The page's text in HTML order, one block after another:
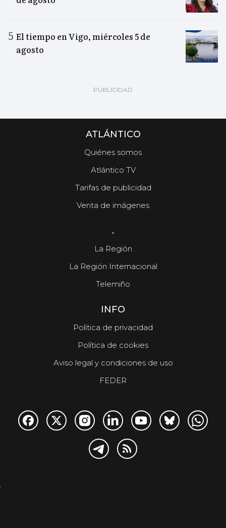
El tiempo en Vigo, miércoles 5 de
agosto
ATLÁNTICO
Quiénes somos
Atlántico TV
Tarifas de publicidad
Venta de imágenes
.
La Región
La Región Internacional
Telemiño
INFO
Política de privacidad
Política de cookies
Aviso legal y condiciones de uso
FEDER